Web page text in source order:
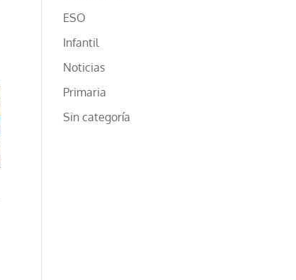
ESO
Infantil
Noticias
Primaria
Sin categoría